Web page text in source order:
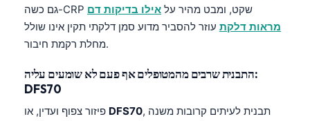
גם כשה-CRP שקט, ומבט מהיר על אילו בדיקות דם
מראות דלקת עוזר להסביר מדוע סמן דלקתי תקין אינו שולל
מחלת רקמת חיבור.
התבנית שרבים מהמטופלים אף פעם לא שומעים עליה:
DFS70
DFS70, תבנית לעיתים קרובות משנה